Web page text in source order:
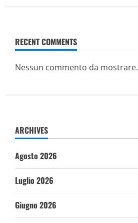
RECENT COMMENTS
Nessun commento da mostrare.
ARCHIVES
Agosto 2026
Luglio 2026
Giugno 2026